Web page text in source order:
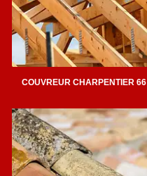
COUVREUR CHARPENTIER 66